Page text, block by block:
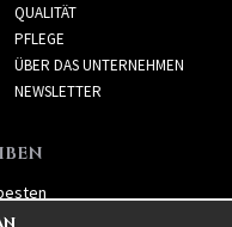
QUALITÄT
PFLEGE
ÜBER DAS UNTERNEHMEN
NEWSLETTER